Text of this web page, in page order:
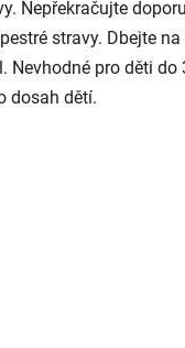
Nepřekračujte
stravy. Dbejte
Nevhodné pro děti do
dosah dětí.